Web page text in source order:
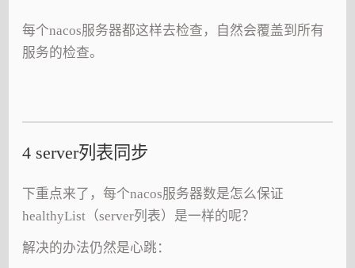
每个nacos服务器都这样去检查，自然会覆盖到所有
服务的检查。
4 server列表同步
下重点来了，每个nacos服务器数是怎么保证
healthyList（server列表）是一样的呢？
解决的办法仍然是心跳：